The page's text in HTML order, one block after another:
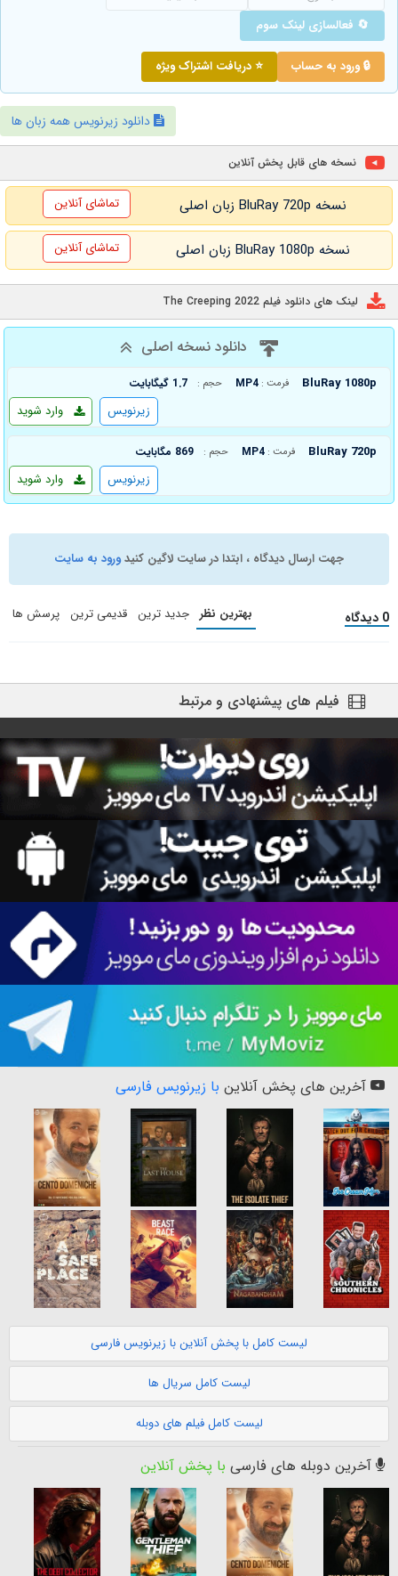
🔄 فعالسازی لینک سوم
🔒 ورود به حساب ⭐ دریافت اشتراک ویژه
دانلود زیرنویس همه زبان ها
نسخه های قابل پخش آنلاین
نسخه BluRay 720p زبان اصلی تماشای آنلاین
نسخه BluRay 1080p زبان اصلی تماشای آنلاین
لینک های دانلود فیلم The Creeping 2022
دانلود نسخه اصلی
BluRay 1080p فرمت : MP4 حجم : 1.7 گیگابایت
وارد شوید زیرنویس
BluRay 720p فرمت : MP4 حجم : 869 مگابایت
وارد شوید زیرنویس
جهت ارسال دیدگاه ، ابتدا در سایت لاگین کنیدورود به سایت
0 دیدگاه بهترین نظر جدید ترین قدیمی ترین پرسش ها
فیلم های پیشنهادی و مرتبط
آخرین های پخش آنلاین با زیرنویس فارسی
لیست کامل با پخش آنلاین با زیرنویس فارسی
لیست کامل سریال ها
لیست کامل فیلم های دوبله
آخرین دوبله های فارسی با پخش آنلاین